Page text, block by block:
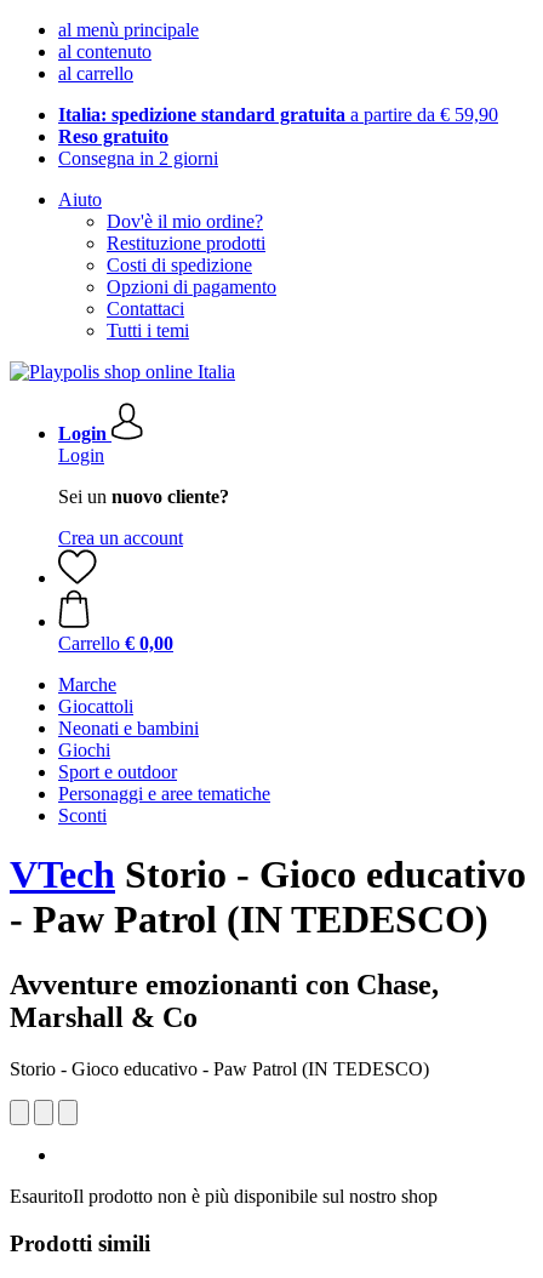
al menù principale
al contenuto
al carrello
Italia: spedizione standard gratuita a partire da € 59,90
Reso gratuito
Consegna in 2 giorni
Aiuto
Dov'è il mio ordine?
Restituzione prodotti
Costi di spedizione
Opzioni di pagamento
Contattaci
Tutti i temi
Login
Login
Sei un nuovo cliente?
Crea un account
Carrello € 0,00
Marche
Giocattoli
Neonati e bambini
Giochi
Sport e outdoor
Personaggi e aree tematiche
Sconti
VTech Storio - Gioco educativo
- Paw Patrol (IN TEDESCO)
Avventure emozionanti con Chase,
Marshall & Co
Storio - Gioco educativo - Paw Patrol (IN TEDESCO)
EsauritoIl prodotto non è più disponibile sul nostro shop
Prodotti simili